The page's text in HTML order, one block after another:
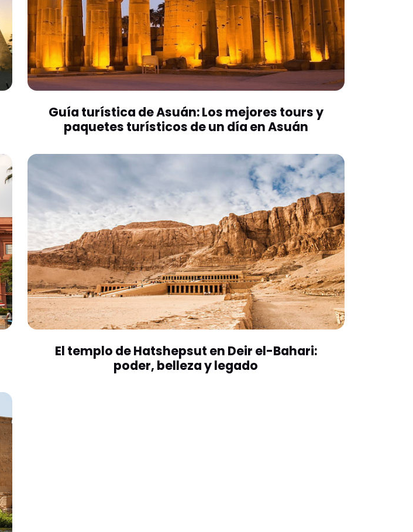
Guía turística de Asuán: Los mejores tours y
paquetes turísticos de un día en Asuán
El templo de Hatshepsut en Deir el-Bahari:
poder, belleza y legado